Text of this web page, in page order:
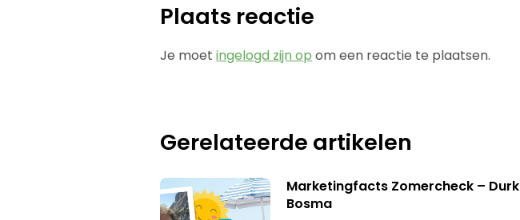
Plaats reactie
Je moetingelogd zijn op om een reactie te plaatsen.
Gerelateerde artikelen
Marketingfacts Zomercheck – Durk
Bosma